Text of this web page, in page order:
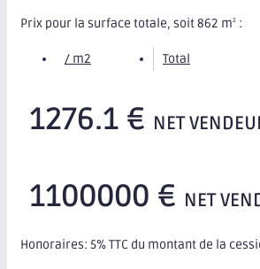
Prix pour la surface totale, soit 862 m2 :
/ m2 Total
1276.1 € NET
1100000 € NET
Honoraires: 5% TTC du montant de la